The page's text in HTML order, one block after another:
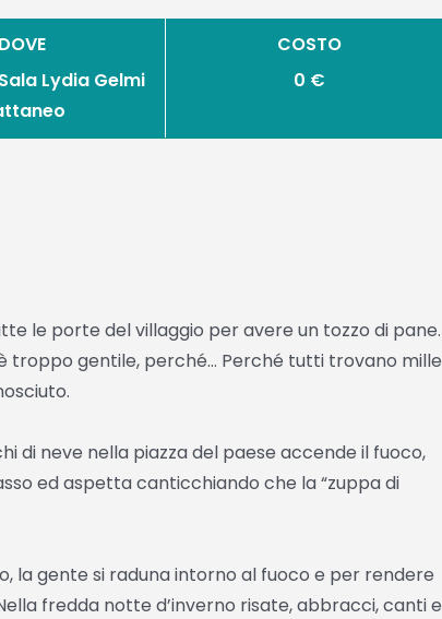
DOVE
Lydia Gelmi
COSTO
0 €
le porte del villaggio per avere un tozzo di pane.
troppo gentile, perché… Perché tutti trovano mille
di neve nella piazza del paese accende il fuoco,
ed aspetta canticchiando che la “zuppa di
la gente si raduna intorno al fuoco e per rendere
fredda notte d’inverno risate, abbracci, canti e